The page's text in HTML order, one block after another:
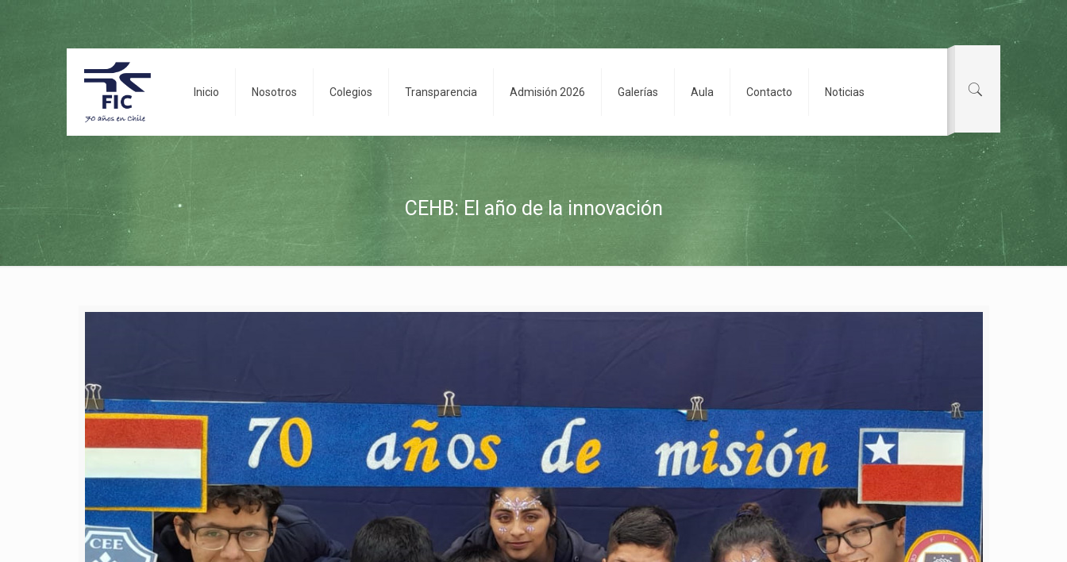
Inicio Nosotros Colegios Transparencia Admisión 2026 Galerías Aula Contacto Noticias
CEHB: El año de la innovación